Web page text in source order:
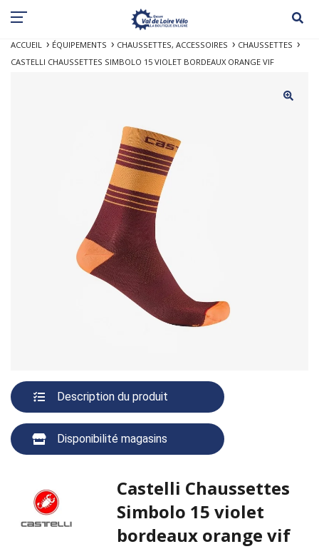
ACCUEIL ÉQUIPEMENTS CHAUSSETTES, ACCESSOIRES
CHAUSSETTES
CASTELLI CHAUSSETTES SIMBOLO 15 VIOLET BORDEAUX ORANGE VIF
Description du produit
Disponibilité magasins
Castelli Chaussettes
Simbolo 15 violet
bordeaux orange vif